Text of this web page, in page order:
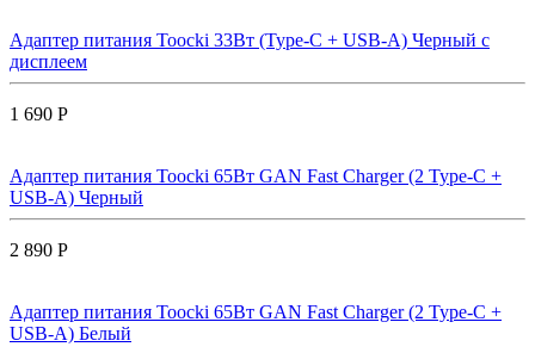
Адаптер питания Toocki 33Вт (Type-C + USB-A) Черный с
дисплеем
1 690 Р
Адаптер питания Toocki 65Вт GAN Fast Charger (2 Type-C +
USB-A) Черный
2 890 Р
Адаптер питания Toocki 65Вт GAN Fast Charger (2 Type-C +
USB-A) Белый